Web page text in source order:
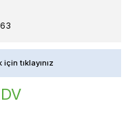
tıklayınız